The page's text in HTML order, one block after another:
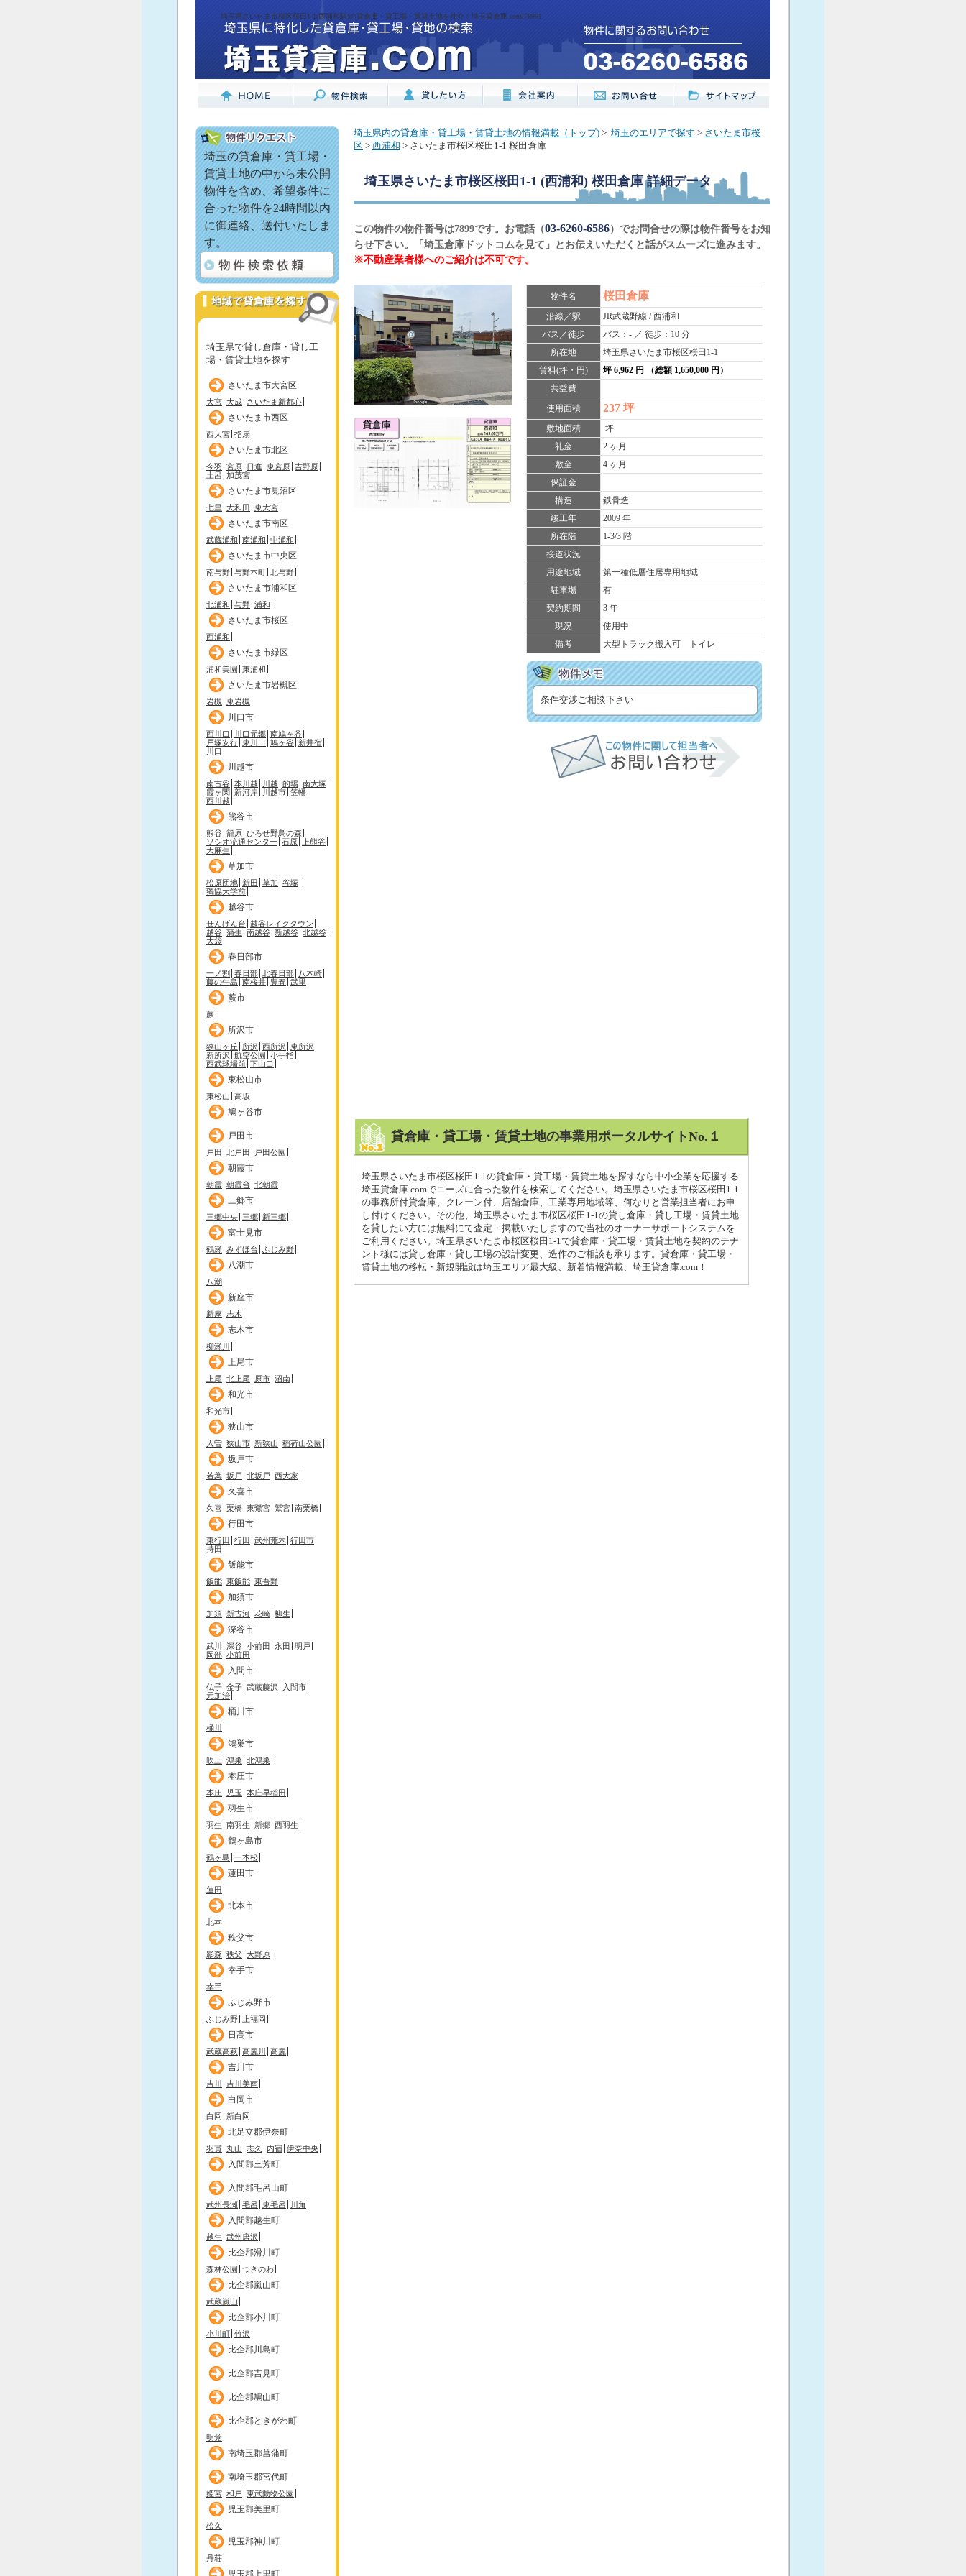
埼玉県さいたま市桜区桜田1-1(西浦和駅)の貸倉庫・貸工場・賃貸土地を仲介｜埼玉貸倉庫.com[7899]
埼玉の貸倉庫・貸工場・
賃貸土地の中から未公開
物件を含め、希望条件に
合った物件を24時間以内
に御連絡、送付いたしま
す。
埼玉県で貸し倉庫・貸し工
場・賃貸土地を探す
さいたま市大宮区
大宮 大成 さいたま新都心
さいたま市西区
西大宮 指扇
さいたま市北区
今羽 宮原 日進 東宮原 吉野原
土呂 加茂宮
さいたま市見沼区
七里 大和田 東大宮
さいたま市南区
武蔵浦和 南浦和 中浦和
さいたま市中央区
南与野 与野本町 北与野
さいたま市浦和区
北浦和 与野 浦和
さいたま市桜区
西浦和
さいたま市緑区
浦和美園 東浦和
さいたま市岩槻区
岩槻 東岩槻
川口市
西川口 川口元郷 南鳩ヶ谷
戸塚安行 東川口 鳩ヶ谷 新井宿
川口
川越市
南古谷 本川越 川越 的場 南大塚
霞ヶ関
新河岸 川越市 笠幡
西川越
熊谷市
熊谷 籠原 ひろせ野鳥の森
ソシオ流通センター 石原
上熊谷
大麻生
草加市
松原団地 新田 草加 谷塚
獨協大学前
越谷市
せんげん台 越谷レイクタウン
越谷 蒲生 南越谷 新越谷 北越谷
大袋
春日部市
一ノ割 春日部 北春日部
八木崎
藤の牛島 南桜井 豊春 武里
蕨市
蕨
所沢市
狭山ヶ丘 所沢 西所沢 東所沢
新所沢 航空公園
小手指
西武球場前 下山口
東松山市
東松山 高坂
鳩ヶ谷市
戸田市
戸田 北戸田 戸田公園
朝霞市
朝霞 朝霞台 北朝霞
三郷市
三郷中央 三郷 新三郷
富士見市
鶴瀬 みずほ台 ふじみ野
八潮市
八潮
新座市
新座 志木
志木市
柳瀬川
上尾市
上尾 北上尾 原市 沼南
和光市
和光市
狭山市
入曽 狭山市 新狭山 稲荷山公園
坂戸市
若葉 坂戸 北坂戸 西大家
久喜市
久喜 栗橋 東鷺宮 鷲宮 南栗橋
行田市
東行田 行田 武州荒木 行田市
持田
飯能市
飯能 東飯能 東吾野
加須市
加須 新古河 花崎 柳生
深谷市
武川 深谷 小前田 永田 明戸
岡部 小前田
入間市
仏子 金子 武蔵藤沢
入間市
元加治
桶川市
桶川
鴻巣市
吹上 鴻巣 北鴻巣
本庄市
本庄 児玉 本庄早稲田
羽生市
羽生 南羽生 新郷 西羽生
鶴ヶ島市
鶴ヶ島 一本松
蓮田市
蓮田
北本市
北本
秩父市
影森 秩父 大野原
幸手市
幸手
ふじみ野市
ふじみ野 上福岡
日高市
武蔵高萩 高麗川 高麗
吉川市
吉川 吉川美南
白岡市
白岡 新白岡
北足立郡伊奈町
羽貫 丸山 志久 内宿 伊奈中央
入間郡三芳町
入間郡毛呂山町
武州長瀬 毛呂 東毛呂 川角
入間郡越生町
越生 武州唐沢
比企郡滑川町
森林公園 つきのわ
比企郡嵐山町
武蔵嵐山
比企郡小川町
小川町 竹沢
比企郡川島町
比企郡吉見町
比企郡鳩山町
比企郡ときがわ町
明覚
南埼玉郡菖蒲町
南埼玉郡宮代町
姫宮 和戸 東武動物公園
児玉郡美里町
松久
児玉郡神川町
丹荘
児玉郡上里町
埼玉県内の貸倉庫・貸工場・賃貸土地の情報満載（トップ) > 埼玉のエリアで探す > さいたま市桜
区 > 西浦和 > さいたま市桜区桜田1-1 桜田倉庫
埼玉県さいたま市桜区桜田1-1 (西浦和) 桜田倉庫詳細データ
この物件の物件番号は7899です。お電話（03-6260-6586）でお問合せの際は物件番号をお知
らせ下さい。「埼玉倉庫ドットコムを見て」とお伝えいただくと話がスムーズに進みます。
※不動産業者様へのご紹介は不可です。
物件名 桜田倉庫
沿線／駅
JR武蔵野線 / 西浦和
バス／徒歩
バス：- ／ 徒歩：10 分
所在地
埼玉県さいたま市桜区桜田1-1
賃料(坪・円)
坪 6,962 円 （総額 1,650,000 円）
共益費
使用面積
237 坪
敷地面積
坪
礼金
2 ヶ月
敷金
4 ヶ月
保証金
構造
鉄骨造
竣工年
2009 年
所在階
1-3/3 階
接道状況
用途地域
第一種低層住居専用地域
駐車場
有
契約期間
3 年
現況
使用中
備考
大型トラック搬入可 トイレ
条件交渉ご相談下さい
貸倉庫・貸工場・賃貸土地の事業用ポータルサイトNo.１
埼玉県さいたま市桜区桜田1-1の貸倉庫・貸工場・賃貸土地を探すなら中小企業を応援する
埼玉貸倉庫.comでニーズに合った物件を検索してください。埼玉県さいたま市桜区桜田1-1
の事務所付貸倉庫、クレーン付、店舗倉庫、工業専用地域等、何なりと営業担当者にお申
し付けください。その他、埼玉県さいたま市桜区桜田1-1の貸し倉庫・貸し工場・賃貸土地
を貸したい方には無料にて査定・掲載いたしますので当社のオーナーサポートシステムを
ご利用ください。埼玉県さいたま市桜区桜田1-1で貸倉庫・貸工場・賃貸土地を契約のテナ
ント様には貸し倉庫・貸し工場の設計変更、造作のご相談も承ります。貸倉庫・貸工場・
賃貸土地の移転・新規開設は埼玉エリア最大級、新着情報満載、埼玉貸倉庫.com！